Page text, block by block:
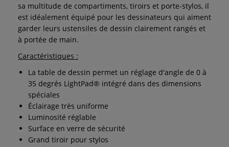
sa multitude de compartiments, tiroirs et porte-stylos, il
est idéalement équipé pour les dessinateurs qui aiment
garder leurs ustensiles de dessin clairement rangés et
à portée de main.
Caractéristiques :
La table de dessin permet un réglage d'angle de 0 à
35 degrés LightPad® intégré dans des dimensions
spéciales
Éclairage très uniforme
Luminosité réglable
Surface en verre de sécurité
Grand tiroir pour stylos